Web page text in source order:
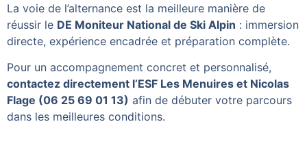
La voie de l’alternance est la meilleure manière de
réussir le DE Moniteur National de Ski Alpin : immersion
directe, expérience encadrée et préparation complète.
Pour un accompagnement concret et personnalisé,
contactez directement l’ESF Les Menuires et Nicolas
Flage (06 25 69 01 13) afin de débuter votre parcours
dans les meilleures conditions.